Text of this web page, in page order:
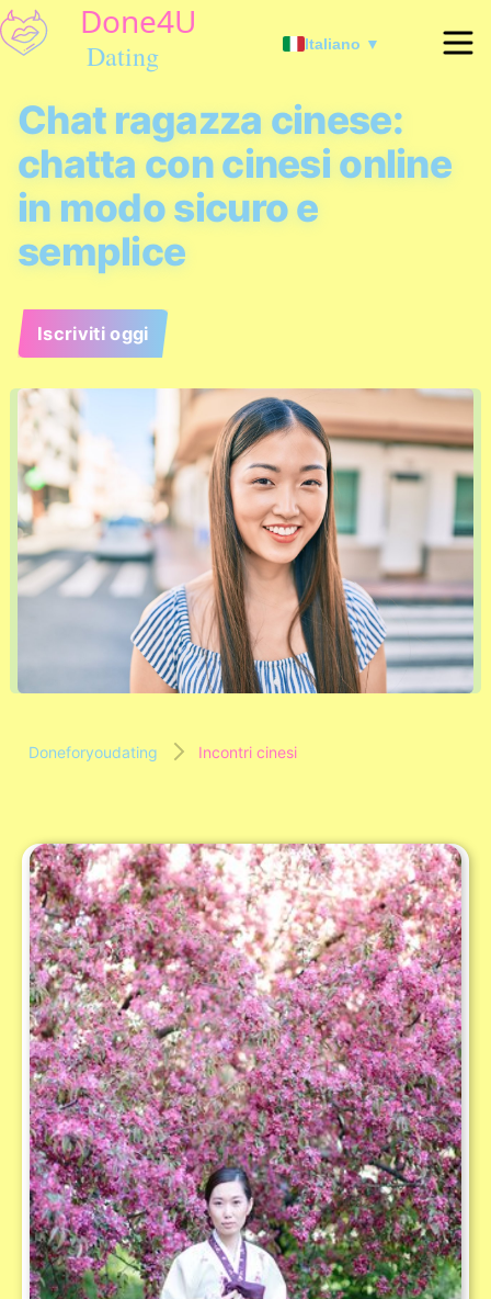
Italiano ▼
Chat ragazza cinese:
chatta con cinesi online
in modo sicuro e
semplice
Iscriviti oggi
Doneforyoudating Incontri cinesi